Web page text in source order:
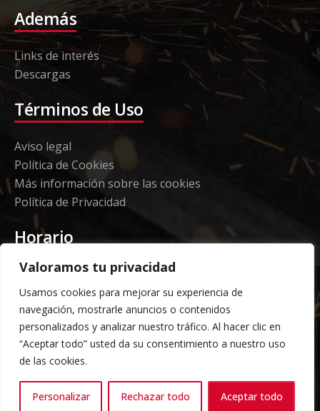
Valoramos tu privacidad
Usamos cookies para mejorar su experiencia de
navegación, mostrarle anuncios o contenidos
personalizados y analizar nuestro tráfico. Al hacer clic en
“Aceptar todo” usted da su consentimiento a nuestro uso
de las cookies.
Personalizar Rechazar todo Aceptar todo
Además
Links de interés
Descargas
Términos de Uso
Aviso legal
Política de Cookies
Más información sobre las cookies
Política de Privacidad
Horario
Etorki - Sede
Lunes a jueves 08:00 a 16:00
Viernes: 08:00 a 14:00
Almacén Grandes Volúmenes